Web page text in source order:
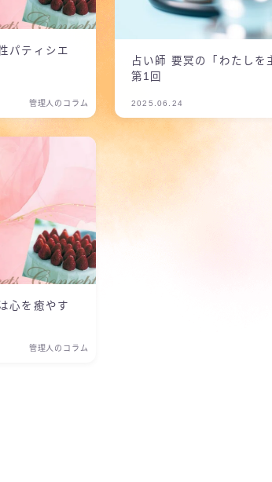
パティシエ
管理人のコラム
占い師 要冥の「わたしを
第1回
2025.06.24
心を癒やす
管理人のコラム